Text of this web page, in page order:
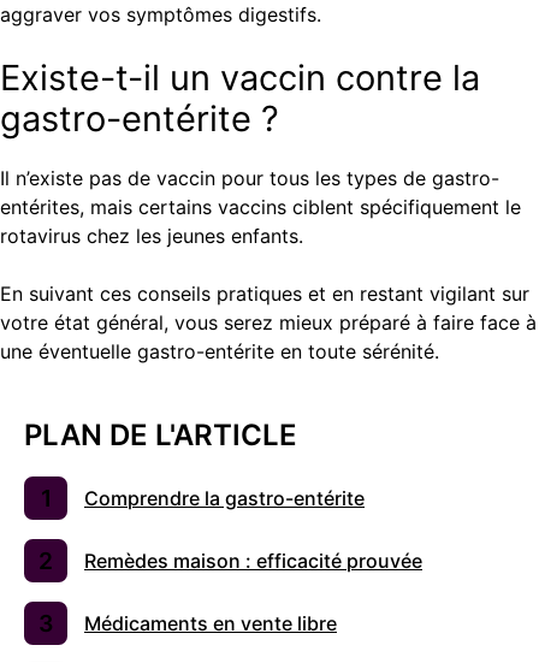
aggraver vos symptômes digestifs.
Existe-t-il un vaccin contre la
gastro-entérite ?
Il n’existe pas de vaccin pour tous les types de gastro-
entérites, mais certains vaccins ciblent spécifiquement le
rotavirus chez les jeunes enfants.
En suivant ces conseils pratiques et en restant vigilant sur
votre état général, vous serez mieux préparé à faire face à
une éventuelle gastro-entérite en toute sérénité.
PLAN DE L'ARTICLE
Comprendre la gastro-entérite
Remèdes maison : efficacité prouvée
Médicaments en vente libre